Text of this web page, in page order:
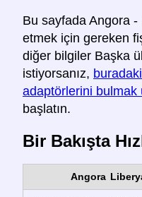
Bu sayfada Angora -
etmek için gereken
diğer bilgiler Başka
istiyorsanız,
adaptörlerini bulmak
başlatın.
Bir Bakışta
Angora